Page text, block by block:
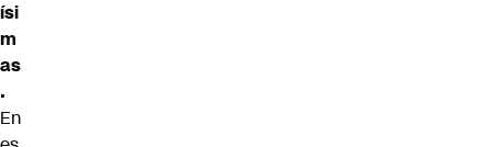
ísi
m
as
.
En